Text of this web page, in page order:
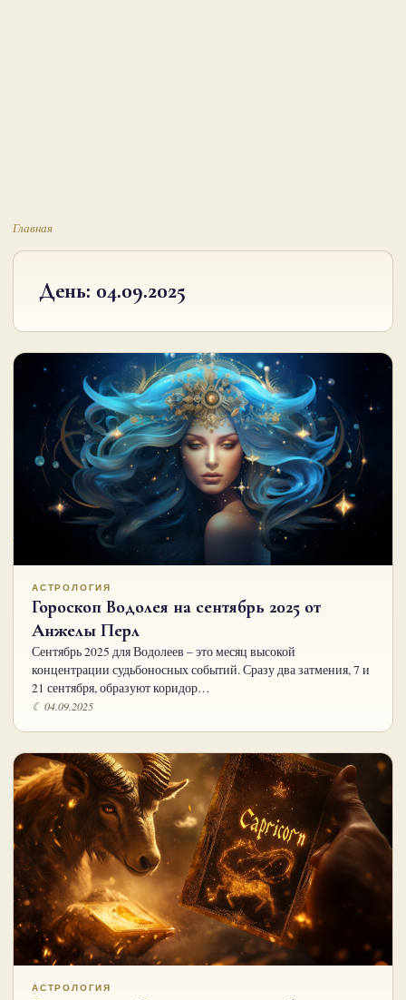
Главная
День: 04.09.2025
АСТРОЛОГИЯ
Гороскоп Водолея на сентябрь 2025 от
Анжелы Перл
Сентябрь 2025 для Водолеев – это месяц высокой
концентрации судьбоносных событий. Сразу два затмения, 7 и
21 сентября, образуют коридор…
☾ 04.09.2025
АСТРОЛОГИЯ